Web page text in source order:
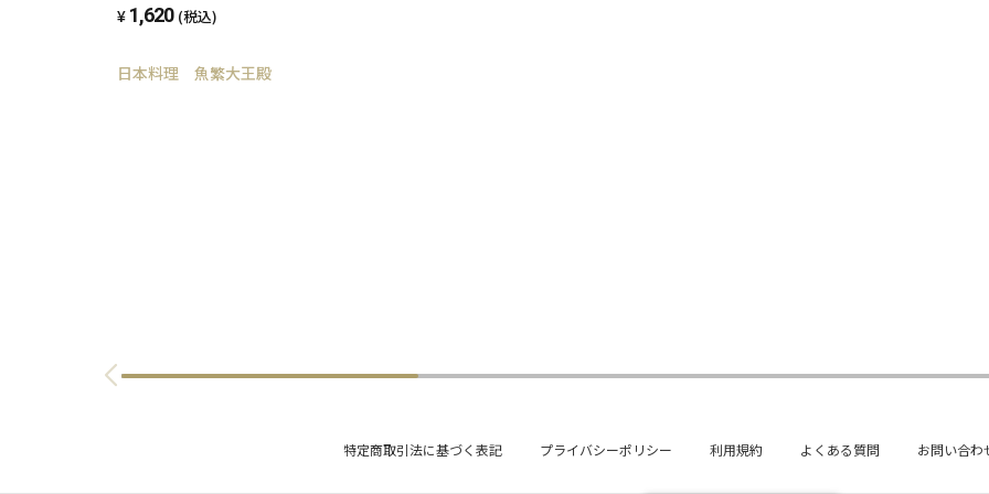
1,620 (税込)
日本料理 魚繁大王殿
特定商取引法に基づく表記 プライバシーポリシー 利用規約 よくある質問 お問い合わ